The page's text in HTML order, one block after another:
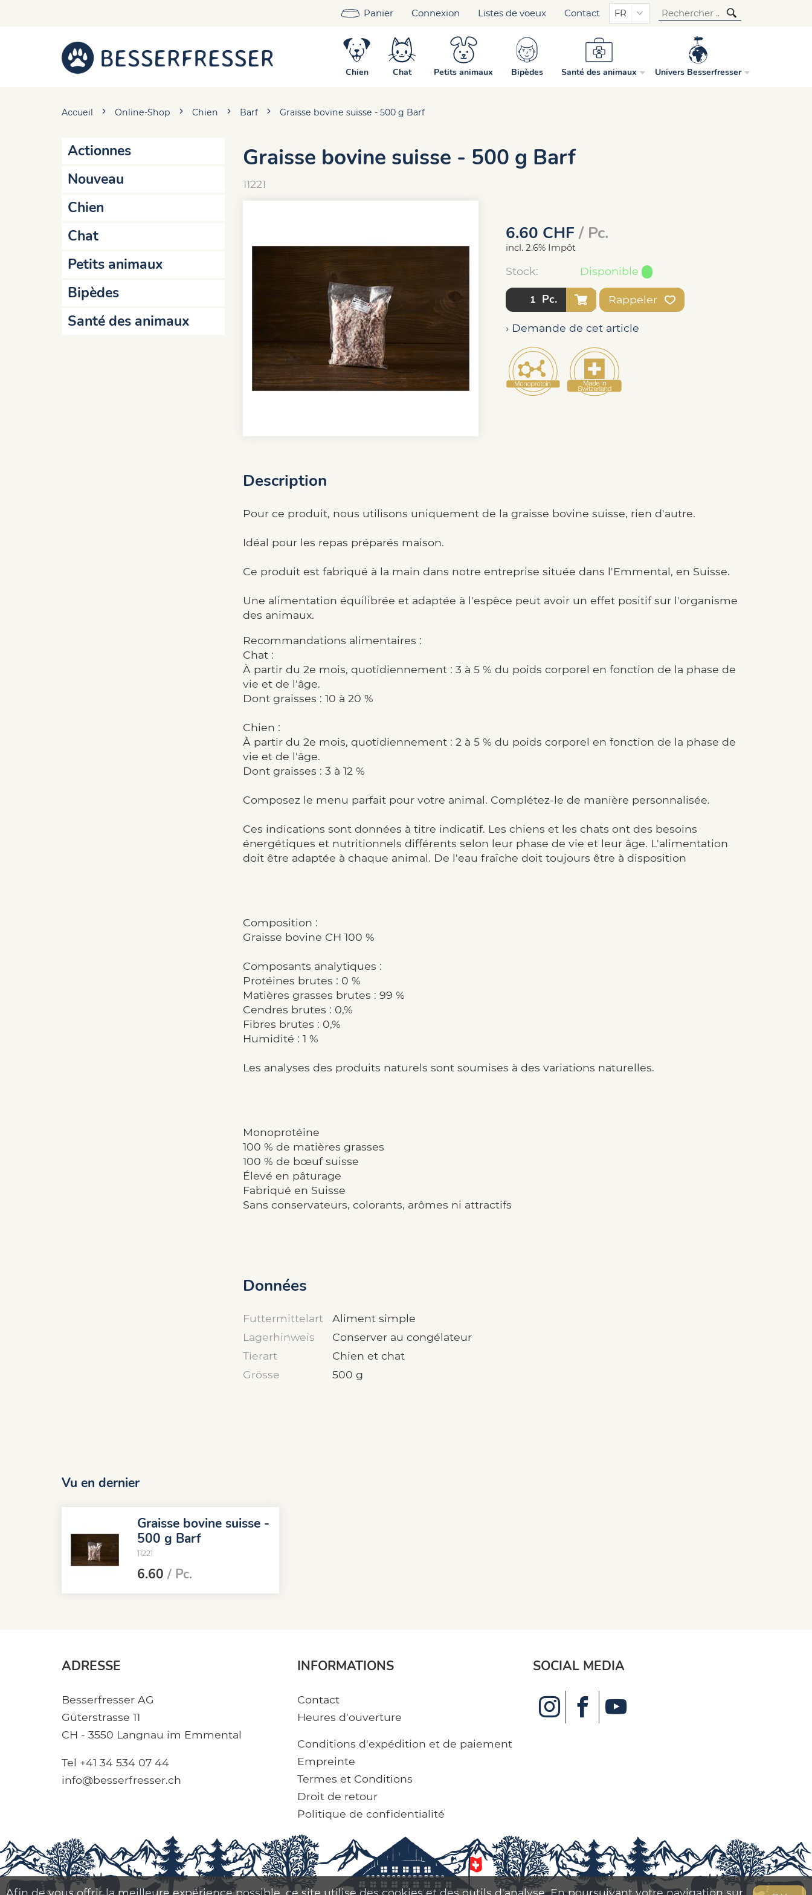
Panier Connexion Listes de voeux Contact FR
Chien Chat Petits animaux Bipèdes Santé des animaux Univers Besserfresser
Accueil Online-Shop Chien Barf Graisse bovine suisse - 500 g Barf
Actionnes
Nouveau
Chien
Chat
Petits animaux
Bipèdes
Santé des animaux
Graisse bovine suisse - 500 g Barf
11221
6.60 CHF/ Pc.
incl. 2.6% Impôt
Stock: Disponible
Pc. Rappeler
› Demande de cet article
Description
Pour ce produit, nous utilisons uniquement de la graisse bovine suisse, rien d'autre.
Idéal pour les repas préparés maison.
Ce produit est fabriqué à la main dans notre entreprise située dans l'Emmental, en Suisse.
Une alimentation équilibrée et adaptée à l'espèce peut avoir un effet positif sur l'organisme
des animaux.
Recommandations alimentaires :
Chat :
À partir du 2e mois, quotidiennement : 3 à 5 % du poids corporel en fonction de la phase de
vie et de l'âge.
Dont graisses : 10 à 20 %
Chien :
À partir du 2e mois, quotidiennement : 2 à 5 % du poids corporel en fonction de la phase de
vie et de l'âge.
Dont graisses : 3 à 12 %
Composez le menu parfait pour votre animal. Complétez-le de manière personnalisée.
Ces indications sont données à titre indicatif. Les chiens et les chats ont des besoins
énergétiques et nutritionnels différents selon leur phase de vie et leur âge. L'alimentation
doit être adaptée à chaque animal. De l'eau fraîche doit toujours être à disposition
Composition :
Graisse bovine CH 100 %
Composants analytiques :
Protéines brutes : 0 %
Matières grasses brutes : 99 %
Cendres brutes : 0,%
Fibres brutes : 0,%
Humidité : 1 %
Les analyses des produits naturels sont soumises à des variations naturelles.
Monoprotéine
100 % de matières grasses
100 % de bœuf suisse
Élevé en pâturage
Fabriqué en Suisse
Sans conservateurs, colorants, arômes ni attractifs
Données
Futtermittelart
Aliment simple
Lagerhinweis
Conserver au congélateur
Tierart
Chien et chat
Grösse
500 g
Vu en dernier
Graisse bovine suisse -
500 g Barf
11221
6.60 / Pc.
ADRESSE
Besserfresser AG
Güterstrasse 11
CH - 3550 Langnau im Emmental
Tel +41 34 534 07 44
info@besserfresser.ch
INFORMATIONS
Contact
Heures d'ouverture
Conditions d'expédition et de paiement
Empreinte
Termes et Conditions
Droit de retour
Politique de confidentialité
SOCIAL MEDIA
Afin de vous offrir la meilleure expérience possible, ce site utilise des cookies et des outils d'analyse. En poursuivant votre navigation sur